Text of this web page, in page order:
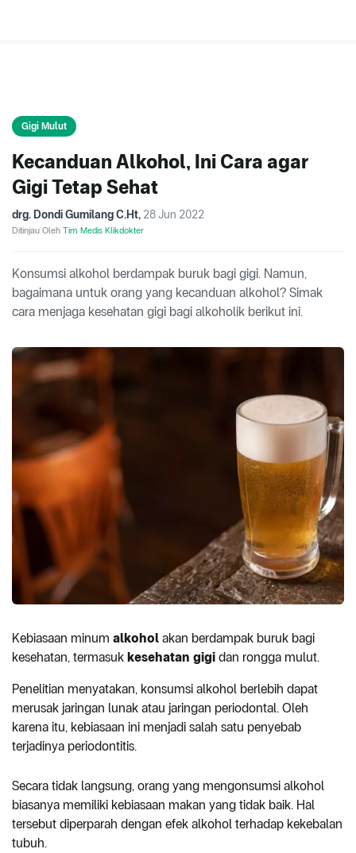
Gigi Mulut
Kecanduan Alkohol, Ini Cara agar
Gigi Tetap Sehat
drg. Dondi Gumilang C.Ht, 28 Jun 2022
Ditinjau Oleh Tim Medis Klikdokter
Konsumsi alkohol berdampak buruk bagi gigi. Namun,
bagaimana untuk orang yang kecanduan alkohol? Simak
cara menjaga kesehatan gigi bagi alkoholik berikut ini.
Kebiasaan minum alkohol akan berdampak buruk bagi
kesehatan, termasuk kesehatan gigi dan rongga mulut.
Penelitian menyatakan, konsumsi alkohol berlebih dapat
merusak jaringan lunak atau jaringan periodontal. Oleh
karena itu, kebiasaan ini menjadi salah satu penyebab
terjadinya periodontitis.
Secara tidak langsung, orang yang mengonsumsi alkohol
biasanya memiliki kebiasaan makan yang tidak baik. Hal
tersebut diperparah dengan efek alkohol terhadap kekebalan
tubuh.